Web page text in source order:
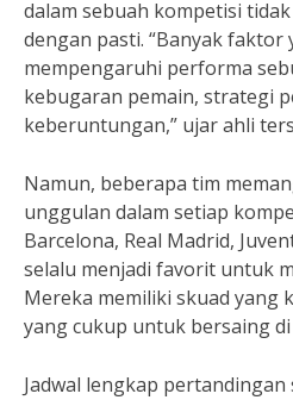
dalam sebuah kompetisi
dengan pasti. “Banyak faktor
mempengaruhi performa
kebugaran pemain, strategi
keberuntungan,” ujar ahli
Namun, beberapa tim
unggulan dalam setiap
Barcelona, Real Madrid,
selalu menjadi favorit untuk
Mereka memiliki skuad yang
yang cukup untuk bersaing
Jadwal lengkap